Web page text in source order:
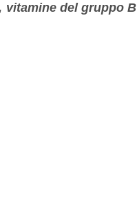
vitamine del gruppo B